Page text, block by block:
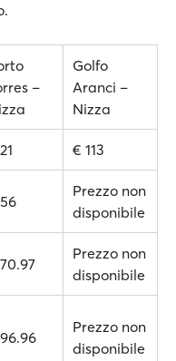
–
Golfo
Aranci –
Nizza
€ 113
Prezzo non
disponibile
Prezzo non
disponibile
Prezzo non
disponibile